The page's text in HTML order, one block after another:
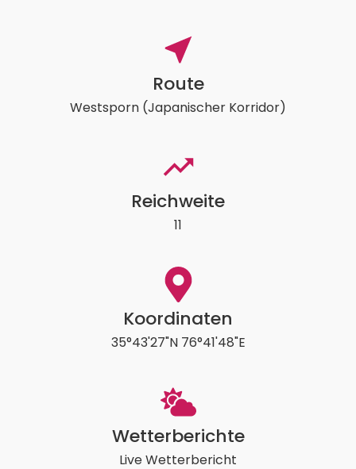
Route
Westsporn (Japanischer Korridor)
Reichweite
11
Koordinaten
35°43'27"N 76°41'48"E
Wetterberichte
Live Wetterbericht